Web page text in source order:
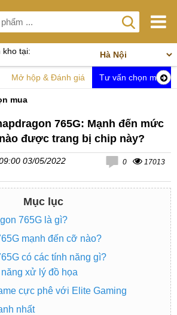
kho tại:
Mở hộp & Đánh giá Tư vấn chọn mua
mua
765G: Mạnh đến mức
được trang bị chip này?
03/05/2022
0 17013
Mục lục
765G là gì?
mạnh đến cỡ nào?
có các tính năng gì?
xử lý đồ họa
cực phê với Elite Gaming
nhất